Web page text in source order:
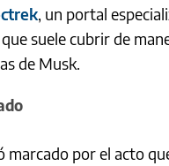
, un portal
suele cubrir de
de Musk.
marcado por el acto